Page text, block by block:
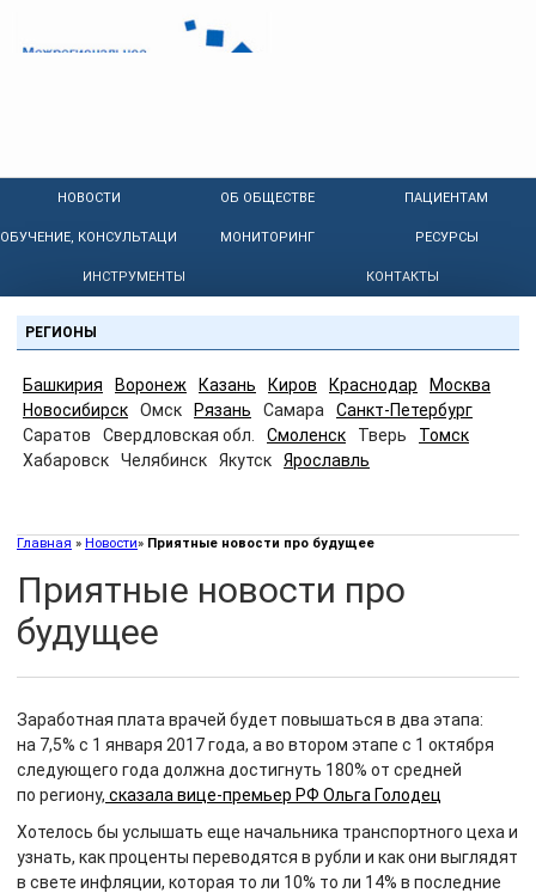
НОВОСТИ ОБ ОБЩЕСТВЕ ПАЦИЕНТАМ
ОБУЧЕНИЕ, КОНСУЛЬТАЦИИ МОНИТОРИНГ РЕСУРСЫ
ИНСТРУМЕНТЫ КОНТАКТЫ
РЕГИОНЫ
Башкирия Воронеж Казань Киров Краснодар
Москва
Новосибирск
Омск Рязань Самара
Санкт-Петербург
Саратов
Свердловская обл. Смоленск Тверь
Томск
Хабаровск
Челябинск Якутск Ярославль
Главная » Новости» Приятные новости про будущее
Приятные новости про
будущее
Заработная плата врачей будет повышаться в два этапа:
на 7,5% с 1 января 2017 года, а во втором этапе с 1 октября
следующего года должна достигнуть 180% от средней
по региону, сказала вице-премьер РФ Ольга Голодец
Хотелось бы услышать еще начальника транспортного цеха и
узнать, как проценты переводятся в рубли и как они выглядят
в свете инфляции, которая то ли 10% то ли 14% в последние